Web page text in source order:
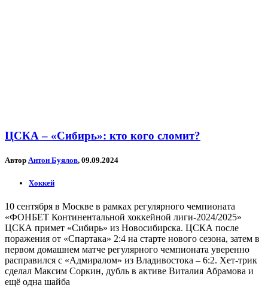
ЦСКА – «Сибирь»: кто кого сломит?
Автор Антон Буялов, 09.09.2024
Хоккей
10 сентября в Москве в рамках регулярного чемпионата
«ФОНБЕТ Континентальной хоккейной лиги-2024/2025»
ЦСКА примет «Сибирь» из Новосибирска. ЦСКА после
поражения от «Спартака» 2:4 на старте нового сезона, затем в
первом домашнем матче регулярного чемпионата уверенно
расправился с «Адмиралом» из Владивостока – 6:2. Хет-трик
сделал Максим Соркин, дубль в активе Виталия Абрамова и
ещё одна шайба